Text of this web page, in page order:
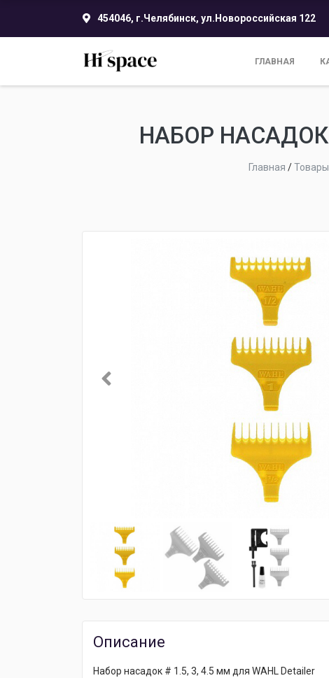
454046, г.Челябинск, ул.Новороссийская 122
ГЛАВНАЯ
НАБОР НАСАДОК
Главная /Товары
Описание
Набор насадок # 1.5, 3, 4.5 мм для WAHL Detailer